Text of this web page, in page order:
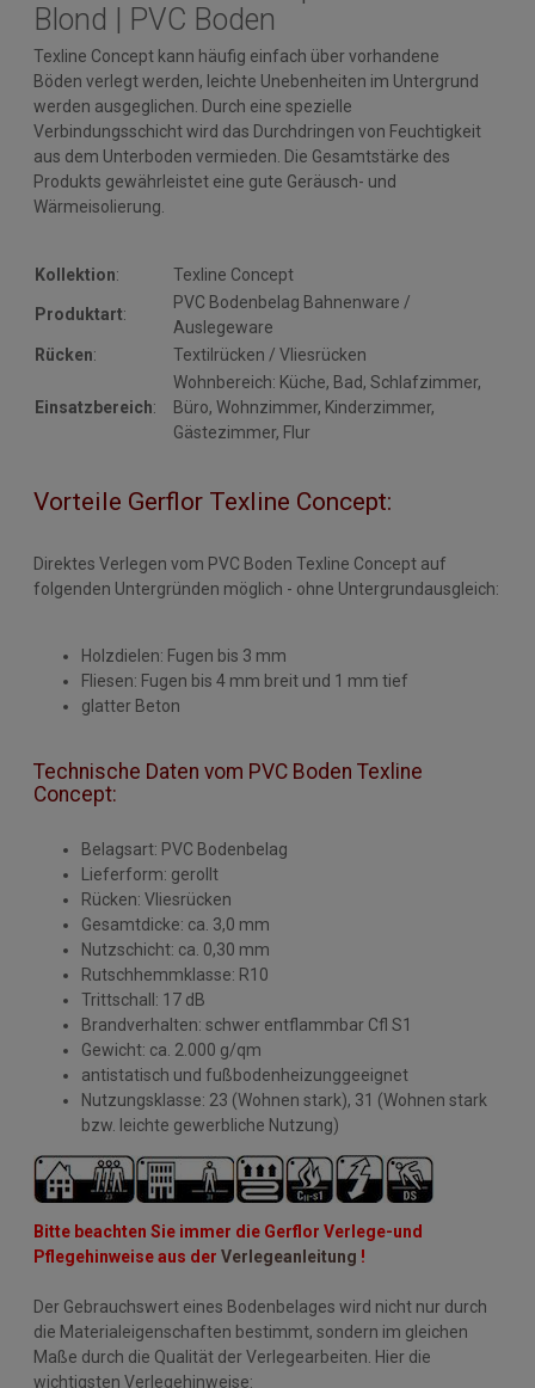
Blond | PVC Boden
Texline Concept kann häufig einfach über vorhandene
Böden verlegt werden, leichte Unebenheiten im Untergrund
werden ausgeglichen. Durch eine spezielle
Verbindungsschicht wird das Durchdringen von Feuchtigkeit
aus dem Unterboden vermieden. Die Gesamtstärke des
Produkts gewährleistet eine gute Geräusch- und
Wärmeisolierung.
Kollektion: Texline Concept
Produktart:
PVC Bodenbelag Bahnenware /
Auslegeware
Rücken: Textilrücken / Vliesrücken
Einsatzbereich:
Wohnbereich: Küche, Bad, Schlafzimmer,
Büro, Wohnzimmer, Kinderzimmer,
Gästezimmer, Flur
Vorteile Gerflor Texline Concept:
Direktes Verlegen vom PVC Boden Texline Concept auf
folgenden Untergründen möglich - ohne Untergrundausgleich:
Holzdielen: Fugen bis 3 mm
Fliesen: Fugen bis 4 mm breit und 1 mm tief
glatter Beton
Technische Daten vom PVC Boden Texline
Concept:
Belagsart: PVC Bodenbelag
Lieferform: gerollt
Rücken: Vliesrücken
Gesamtdicke: ca. 3,0 mm
Nutzschicht: ca. 0,30 mm
Rutschhemmklasse: R10
Trittschall: 17 dB
Brandverhalten: schwer entflammbar Cfl S1
Gewicht: ca. 2.000 g/qm
antistatisch und fußbodenheizunggeeignet
Nutzungsklasse: 23 (Wohnen stark), 31 (Wohnen stark
bzw. leichte gewerbliche Nutzung)
Bitte beachten Sie immer die Gerflor Verlege-und
Pflegehinweise aus der Verlegeanleitung !
Der Gebrauchswert eines Bodenbelages wird nicht nur durch
die Materialeigenschaften bestimmt, sondern im gleichen
Maße durch die Qualität der Verlegearbeiten. Hier die
wichtigsten Verlegehinweise: